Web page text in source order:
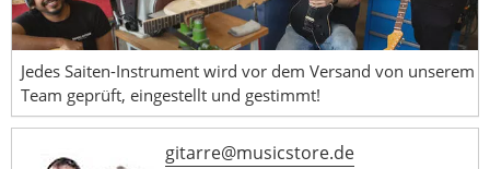
Jedes Saiten-Instrument wird vor dem Versand von unserem
Team geprüft, eingestellt und gestimmt!
gitarre@musicstore.de